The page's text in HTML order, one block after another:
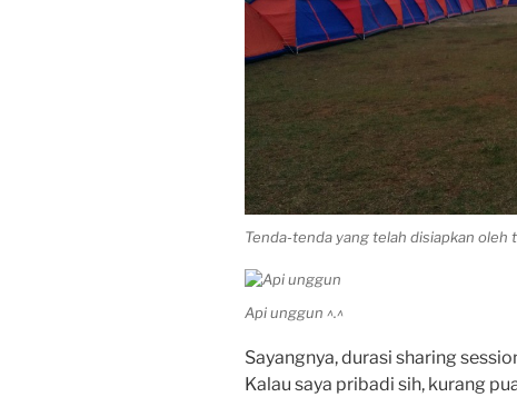
Tenda-tenda yang telah disiapkan oleh
Api unggun ^.^
Sayangnya, durasi sharing
Kalau saya pribadi sih, kurang